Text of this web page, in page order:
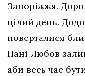
Запоріжжя.
цілий день.
поверталися
Пані Любов
аби весь час